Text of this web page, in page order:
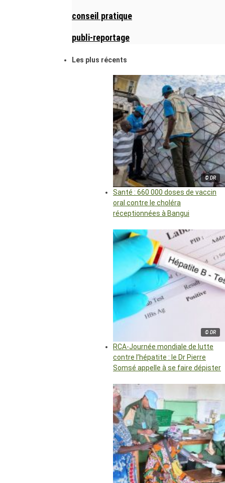
conseil pratique
publi-reportage
Les plus récents
© DR
Santé : 660 000 doses de vaccin
oral contre le choléra
réceptionnées à Bangui
© DR
RCA-Journée mondiale de lutte
contre l’hépatite : le Dr Pierre
Somsé appelle à se faire dépister